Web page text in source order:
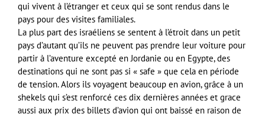
qui vivent à l’étranger et ceux qui se sont rendus dans le
pays pour des visites familiales.
La plus part des israéliens se sentent à l’étroit dans un petit
pays d’autant qu’ils ne peuvent pas prendre leur voiture pour
partir à l’aventure excepté en Jordanie ou en Egypte, des
destinations qui ne sont pas si « safe » que cela en période
de tension. Alors ils voyagent beaucoup en avion, grâce à un
shekels qui s’est renforcé ces dix dernières années et grace
aussi aux prix des billets d’avion qui ont baissé en raison de